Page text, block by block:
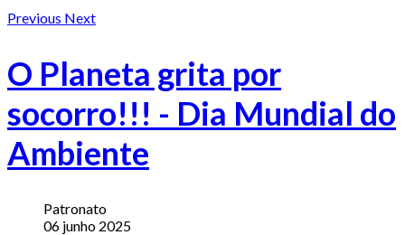
Previous Next
O Planeta grita por
socorro!!! - Dia Mundial do
Ambiente
Patronato
06 junho 2025